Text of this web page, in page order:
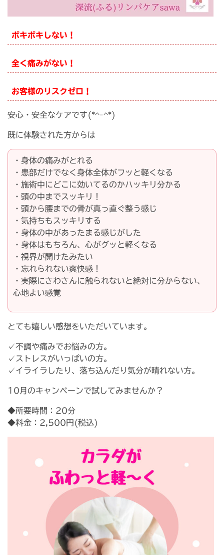
ボキボキしない！
全く痛みがない！
お客様のリスクゼロ！
安心・安全なケアです(*^-^*)
既に体験された方からは
・身体の痛みがとれる
・患部だけでなく身体全体がフッと軽くなる
・施術中にどこに効いてるのかハッキリ分かる
・頭の中までスッキリ！
・頭から腰までの骨が真っ直ぐ整う感じ
・気持ちもスッキリする
・身体の中があったまる感じがした
・身体はもちろん、心がグッと軽くなる
・視界が開けたみたい
・忘れられない爽快感！
・実際にさわさんに触られないと絶対に分からない、
心地よい感覚
とても嬉しい感想をいただいています。
✓不調や痛みでお悩みの方。
✓ストレスがいっぱいの方。
✓イライラしたり、落ち込んだり気分が晴れない方。
10月のキャンペーンで試してみませんか？
◆所要時間：20分
◆料金：2,500円(税込)